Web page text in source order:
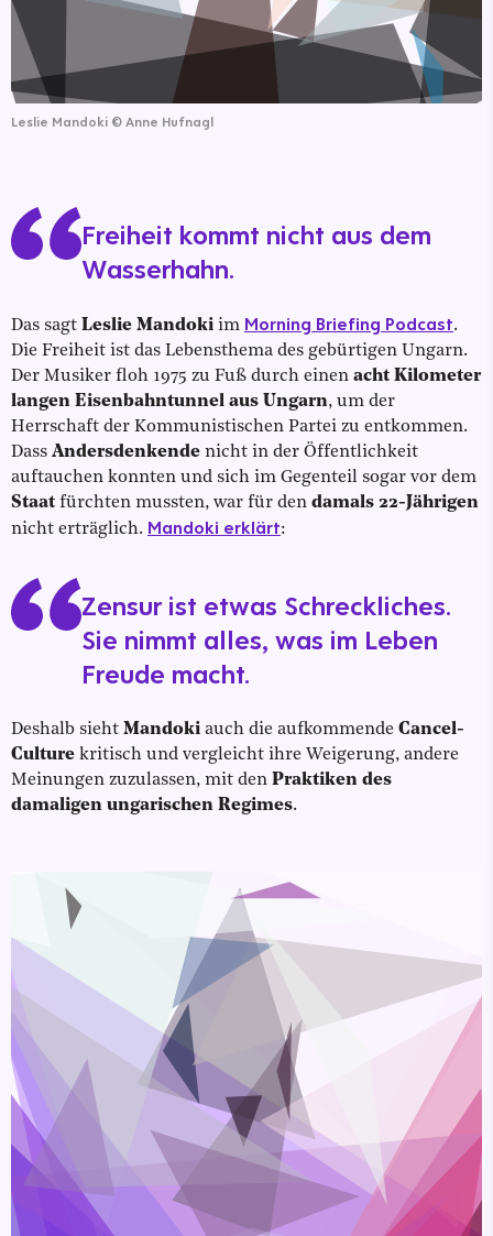
Leslie Mandoki © Anne Hufnagl
Freiheit kommt nicht aus dem
Wasserhahn.
Das sagt Leslie Mandoki im Morning Briefing Podcast.
Die Freiheit ist das Lebensthema des gebürtigen Ungarn.
Der Musiker floh 1975 zu Fuß durch einen acht Kilometer
langen Eisenbahntunnel aus Ungarn, um der
Herrschaft der Kommunistischen Partei zu entkommen.
Dass Andersdenkende nicht in der Öffentlichkeit
auftauchen konnten und sich im Gegenteil sogar vor dem
Staat fürchten mussten, war für den damals 22-Jährigen
nicht erträglich. Mandoki erklärt:
Zensur ist etwas Schreckliches.
Sie nimmt alles, was im Leben
Freude macht.
Deshalb sieht Mandoki auch die aufkommende Cancel-
Culture kritisch und vergleicht ihre Weigerung, andere
Meinungen zuzulassen, mit den Praktiken des
damaligen ungarischen Regimes.